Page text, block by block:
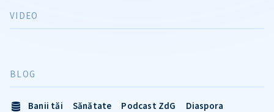
VIDEO
BLOG
Banii tăi Sănătate Podcast ZdG
Diaspora